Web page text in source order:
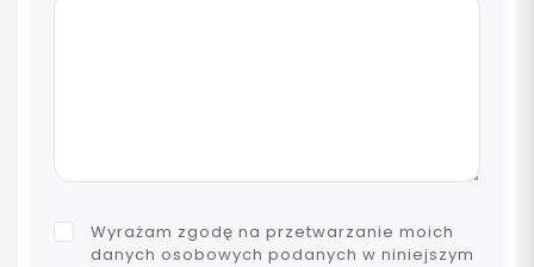
Wyrażam zgodę na przetwarzanie moich
danych osobowych podanych w niniejszym